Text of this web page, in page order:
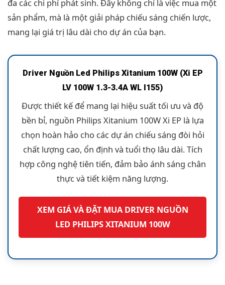
đa các chi phí phát sinh. Đây không chỉ là việc mua một
sản phẩm, mà là một giải pháp chiếu sáng chiến lược,
mang lại giá trị lâu dài cho dự án của bạn.
Driver Nguồn Led Philips Xitanium 100W (Xi EP
LV 100W 1.3-3.4A WL I155)
Được thiết kế để mang lại hiệu suất tối ưu và độ
bền bỉ, nguồn Philips Xitanium 100W Xi EP là lựa
chọn hoàn hảo cho các dự án chiếu sáng đòi hỏi
chất lượng cao, ổn định và tuổi thọ lâu dài. Tích
hợp công nghệ tiên tiến, đảm bảo ánh sáng chân
thực và tiết kiệm năng lượng.
XEM GIÁ VÀ ĐẶT MUA DRIVER NGUỒN
LED PHILIPS XITANIUM 100W